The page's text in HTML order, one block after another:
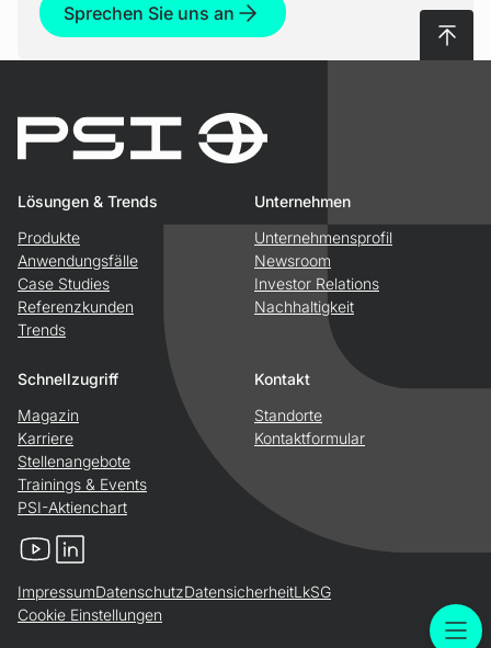
Sprechen Sie uns an
Lösungen & Trends
Produkte
Anwendungsfälle
Case Studies
Referenzkunden
Trends
Unternehmen
Unternehmensprofil
Newsroom
Investor Relations
Nachhaltigkeit
Schnellzugriff
Magazin
Karriere
Stellenangebote
Trainings & Events
PSI-Aktienchart
Kontakt
Standorte
Kontaktformular
YouTubeLinkedIn
ImpressumDatenschutzDatensicherheitLkSG
Cookie Einstellungen
Nach